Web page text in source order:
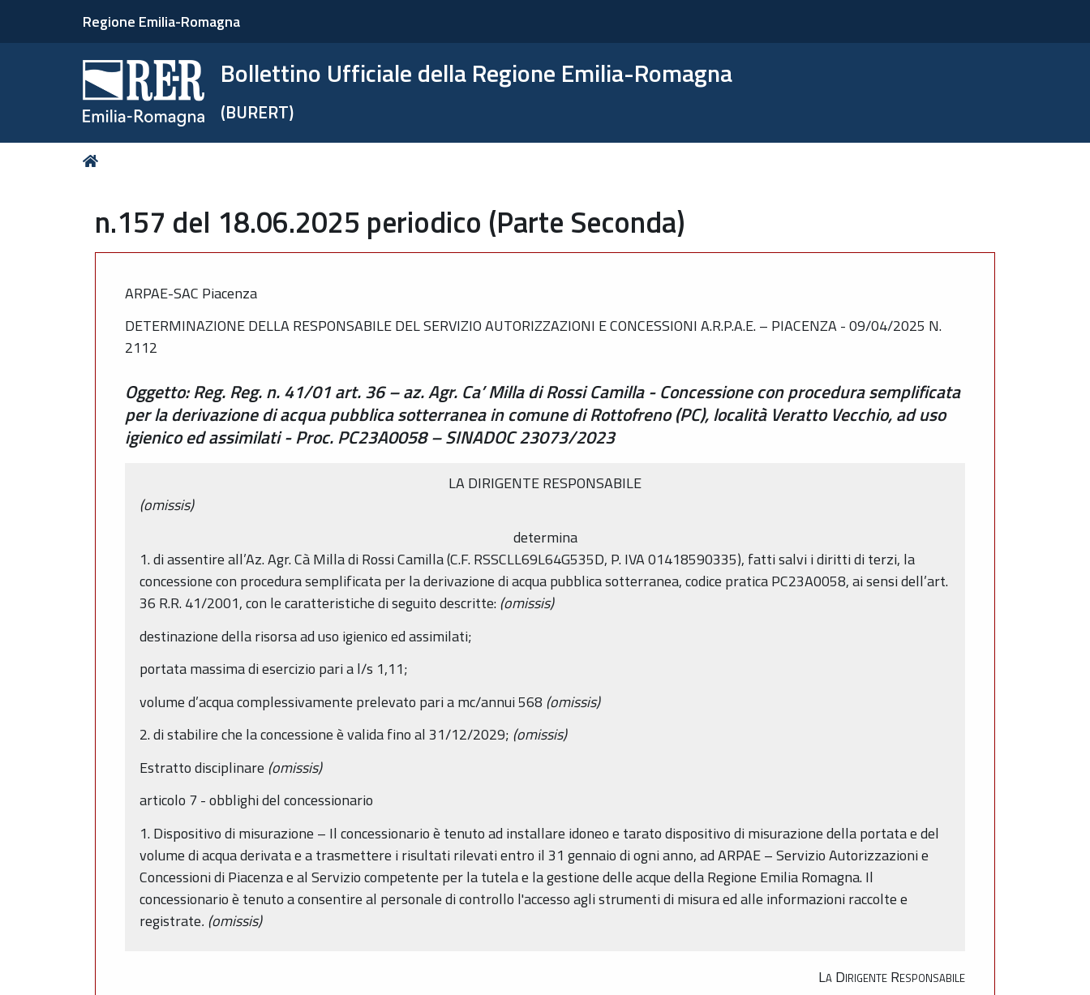
Regione Emilia-Romagna
Bollettino Ufficiale della Regione Emilia-Romagna
(BURERT)
Tu
n.157 del 18.06.2025 periodico (Parte Seconda)
ARPAE-SAC Piacenza
DETERMINAZIONE DELLA RESPONSABILE DEL SERVIZIO AUTORIZZAZIONI E CONCESSIONI A.R.P.A.E. – PIACENZA - 09/04/2025 N.
2112
Oggetto: Reg. Reg. n. 41/01 art. 36 – az. Agr. Ca’ Milla di Rossi Camilla - Concessione con procedura semplificata
per la derivazione di acqua pubblica sotterranea in comune di Rottofreno (PC), località Veratto Vecchio, ad uso
igienico ed assimilati - Proc. PC23A0058 – SINADOC 23073/2023
LA DIRIGENTE RESPONSABILE
(omissis)
determina
1. di assentire all’Az. Agr. Cà Milla di Rossi Camilla (C.F. RSSCLL69L64G535D, P. IVA 01418590335), fatti salvi i diritti di terzi, la
concessione con procedura semplificata per la derivazione di acqua pubblica sotterranea, codice pratica PC23A0058, ai sensi dell’art.
36 R.R. 41/2001, con le caratteristiche di seguito descritte:(omissis)
destinazione della risorsa ad uso igienico ed assimilati;
portata massima di esercizio pari a l/s 1,11;
volume d’acqua complessivamente prelevato pari a mc/annui 568 (omissis)
2. di stabilire che la concessione è valida fino al 31/12/2029; (omissis)
Estratto disciplinare (omissis)
articolo 7 - obblighi del concessionario
1. Dispositivo di misurazione – Il concessionario è tenuto ad installare idoneo e tarato dispositivo di misurazione della portata e del
volume di acqua derivata e a trasmettere i risultati rilevati entro il 31 gennaio di ogni anno, ad ARPAE – Servizio Autorizzazioni e
Concessioni di Piacenza e al Servizio competente per la tutela e la gestione delle acque della Regione Emilia Romagna. Il
concessionario è tenuto a consentire al personale di controllo l'accesso agli strumenti di misura ed alle informazioni raccolte e
registrate. (omissis)
La Dirigente Responsabile